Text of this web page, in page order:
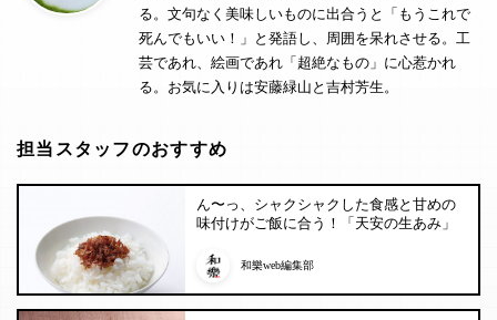
る。文句なく美味しいものに出合うと「もうこれで
死んでもいい！」と発語し、周囲を呆れさせる。工
芸であれ、絵画であれ「超絶なもの」に心惹かれ
る。お気に入りは安藤緑山と吉村芳生。
担当スタッフのおすすめ
ん〜っ、シャクシャクした食感と甘めの
味付けがご飯に合う！「天安の生あみ」
和樂web編集部